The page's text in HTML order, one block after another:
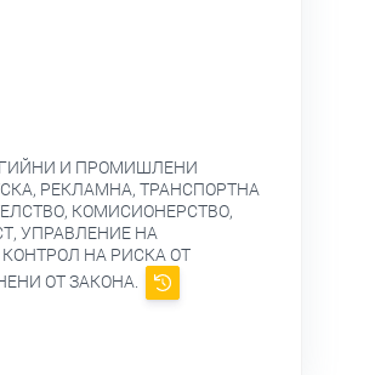
И ПРОМИШЛЕНИ
РЕКЛАМНА, ТРАНСПОРТНА
КОМИСИОНЕРСТВО,
УПРАВЛЕНИЕ НА
НА РИСКА ОТ
ОТ ЗАКОНА.